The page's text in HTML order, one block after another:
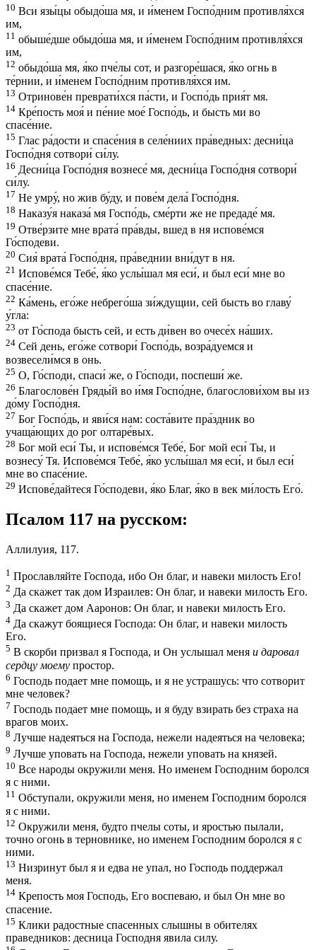
10 Вси язы́цы обыдо́ша мя, и и́менем Госпо́дним противля́хся
им,
11 обыше́дше обыдо́ша мя, и и́менем Госпо́дним противля́хся
им,
12 обыдо́ша мя, я́ко пче́лы сот, и разгоре́шася, я́ко огнь в
те́рнии, и и́менем Госпо́дним противля́хся им.
13 Отринове́н преврати́хся па́сти, и Госпо́дь прия́т мя.
14 Кре́пость моя́ и пе́ние мое́ Госпо́дь, и бысть ми во
спасе́ние.
15 Глас ра́дости и спасе́ния в селе́ниих пра́ведных: десни́ца
Госпо́дня сотвори́ си́лу.
16 Десни́ца Госпо́дня вознесе́ мя, десни́ца Госпо́дня сотвори́
си́лу.
17 Не умру́, но жив бу́ду, и пове́м дела́ Госпо́дня.
18 Наказу́я наказа́ мя Госпо́дь, сме́рти же не предаде́ мя.
19 Отве́рзите мне врата́ пра́вды, вшед в ня испове́мся
Го́сподеви.
20 Сия́ врата́ Госпо́дня, пра́веднии вни́дут в ня.
21 Испове́мся Тебе́, я́ко услы́шал мя еси́, и был еси́ мне во
спасе́ние.
22 Ка́мень, eго́же небрего́ша зи́ждущии, сей бысть во главу́
у́гла:
23 от Го́спода бысть сей, и есть ди́вен во очесе́х на́ших.
24 Сей день, eго́же сотвори́ Госпо́дь, возра́дуемся и
возвесели́мся в онь.
25 О, Го́споди, спаси́ же, о Го́споди, поспеши́ же.
26 Благослове́н Гряды́й во и́мя Госпо́дне, благослови́хом вы из
до́му Госпо́дня.
27 Бог Госпо́дь, и яви́ся нам: соста́вите пра́здник во
учаща́ющих до рог олтаре́вых.
28 Бог мой еси́ Ты, и испове́мся Тебе́, Бог мой еси́ Ты, и
вознесу́ Тя. Испове́мся Тебе́, я́ко услы́шал мя еси́, и был еси́
мне во спасе́ние.
29 Испове́дайтеся Го́сподеви, я́ко Благ, я́ко в век ми́лость Его́.
Псалом 117 на русском:
Аллилуия, 117.
1 Прославляйте Господа, ибо Он благ, и навеки милость Его!
2 Да скажет так дом Израилев: Он благ, и навеки милость Его.
3 Да скажет дом Ааронов: Он благ, и навеки милость Его.
4 Да скажут боящиеся Господа: Он благ, и навеки милость
Его.
5 В скорби призвал я Господа, и Он услышал меня и даровал
сердцу моему простор.
6 Господь подает мне помощь, и я не устрашусь: что сотворит
мне человек?
7 Господь подает мне помощь, и я буду взирать без страха на
врагов моих.
8 Лучше надеяться на Господа, нежели надеяться на человека;
9 Лучше уповать на Господа, нежели уповать на князей.
10 Все народы окружили меня. Но именем Господним боролся
я с ними.
11 Обступали, окружили меня, но именем Господним боролся
я с ними.
12 Окружили меня, будто пчелы соты, и яростью пылали,
точно огонь в терновнике, но именем Господним боролся я с
ними.
13 Низринут был я и едва не упал, но Господь поддержал
меня.
14 Крепость моя Господь, Его воспеваю, и был Он мне во
спасение.
15 Клики радостные спасенных слышны в обителях
праведников: десница Господня явила силу.